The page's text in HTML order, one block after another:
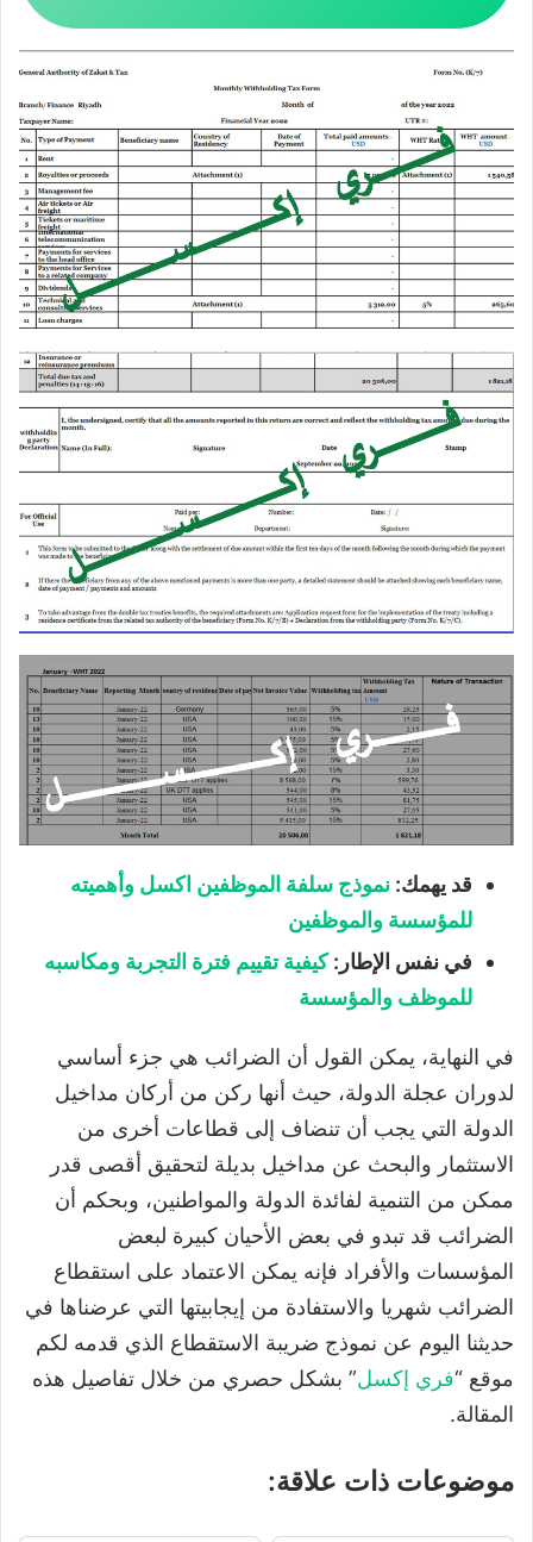
قد يهمك: نموذج سلفة الموظفين اكسل وأهميته
للمؤسسة والموظفين
في نفس الإطار:كيفية تقييم فترة التجربة ومكاسبه
للموظف والمؤسسة
في النهاية، يمكن القول أن الضرائب هي جزء أساسي
لدوران عجلة الدولة، حيث أنها ركن من أركان مداخيل
الدولة التي يجب أن تنضاف إلى قطاعات أخرى من
الاستثمار والبحث عن مداخيل بديلة لتحقيق أقصى قدر
ممكن من التنمية لفائدة الدولة والمواطنين، وبحكم أن
الضرائب قد تبدو في بعض الأحيان كبيرة لبعض
المؤسسات والأفراد فإنه يمكن الاعتماد على استقطاع
الضرائب شهريا والاستفادة من إيجابيتها التي عرضناها في
حديثنا اليوم عن نموذج ضريبة الاستقطاع الذي قدمه لكم
موقع “فري إكسل” بشكل حصري من خلال تفاصيل هذه
المقالة.
موضوعات ذات علاقة: